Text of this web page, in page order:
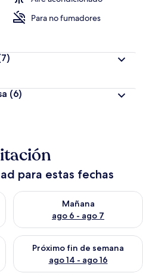
Para no fumadores
(6)
para estas fechas
hoy ago 5 - ago 6
Mañana
ago 6 - ago 7
Consulta la disponibilidad
este fin de semana ago 7 -
Próximo fin de semana
ago 14 - ago 16
Consulta la disponibilidad